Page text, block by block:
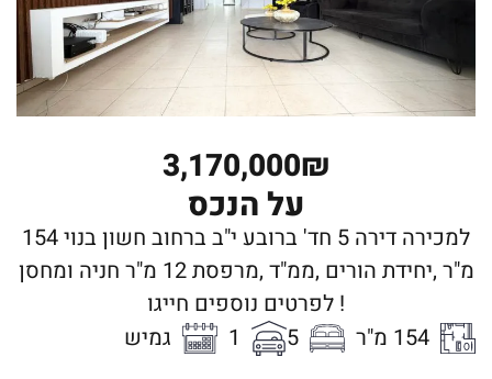
3,170,000₪
על הנכס
למכירה דירה 5 חד' ברובע י"ב ברחוב חשון בנוי 154
מ"ר ,יחידת הורים ,ממ"ד ,מרפסת 12 מ"ר חניה ומחסן
! לפרטים נוספים חייגו
154 מ"ר
5
1 גמיש